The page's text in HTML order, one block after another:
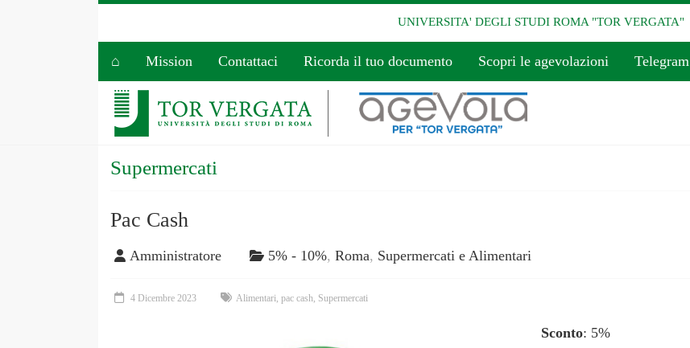
UNIVERSITA' DEGLI STUDI ROMA "TOR VERGATA"
⌂ Mission Contattaci Ricorda il tuo documento Scopri le agevolazioni Telegram
Supermercati
Pac Cash
Amministratore 5% - 10%, Roma, Supermercati e Alimentari
4 Dicembre 2023 Alimentari, pac cash, Supermercati
Sconto: 5%